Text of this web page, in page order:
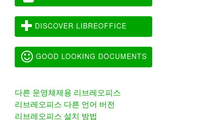
DISCOVER LIBREOFFICE
GOOD LOOKING DOCUMENTS
다른 운영체제용 리브레오피스
리브레오피스 다른 언어 버전
리브레오피스 설치 방법